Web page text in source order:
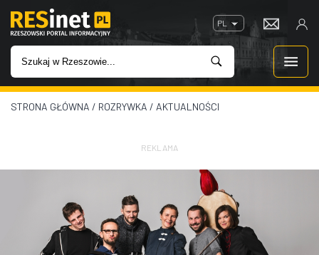
PL
WIADOMOŚCI
ROZRYWKA
STRONA GŁÓWNA / ROZRYWKA / AKTUALNOŚCI
REKLAMA